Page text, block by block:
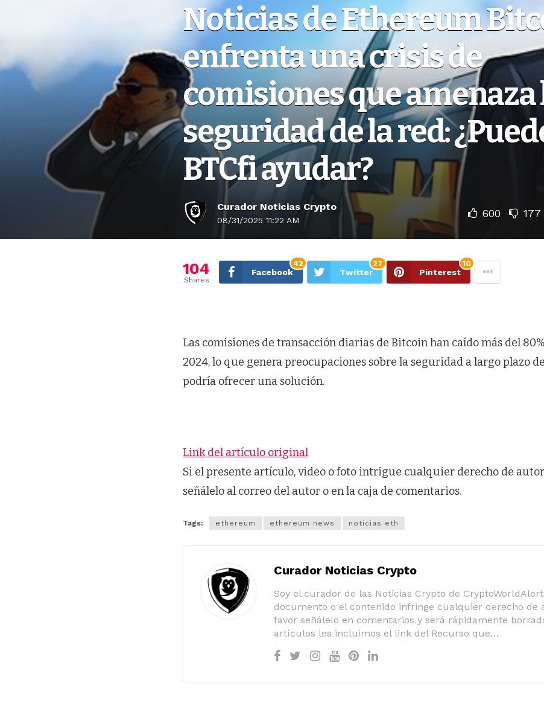
Noticias de Ethereum
enfrenta una crisis de
comisiones que amenaza
seguridad de la red:
BTCfi ayudar?
Curador Noticias Crypto
08/31/2025 11:22 AM
600 177
104
Shares
Facebook
42
Twitter
27
Pinterest
10
Las comisiones de transacción diarias de Bitcoin han caído más del
2024, lo que genera preocupaciones sobre la seguridad a largo plazo
podría ofrecer una solución.
Link del artículo original
Si el presente artículo, video o foto intrigue cualquier derecho de
señálelo al correo del autor o en la caja de comentarios.
Tags: ethereum ethereum news noticias eth
Curador Noticias Crypto
Soy el curador de las Noticias Crypto de
documento o el contenido infringe cualquier derecho de
favor señálelo en comentarios y será rápidamente
artículos les incluimos el link del Recurso que…